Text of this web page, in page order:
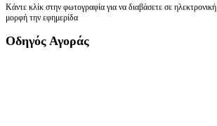
Κάντε κλίκ στην φωτογραφία για να διαβάσετε σε ηλεκτρονική
μορφή την εφημερίδα
Οδηγός Αγοράς